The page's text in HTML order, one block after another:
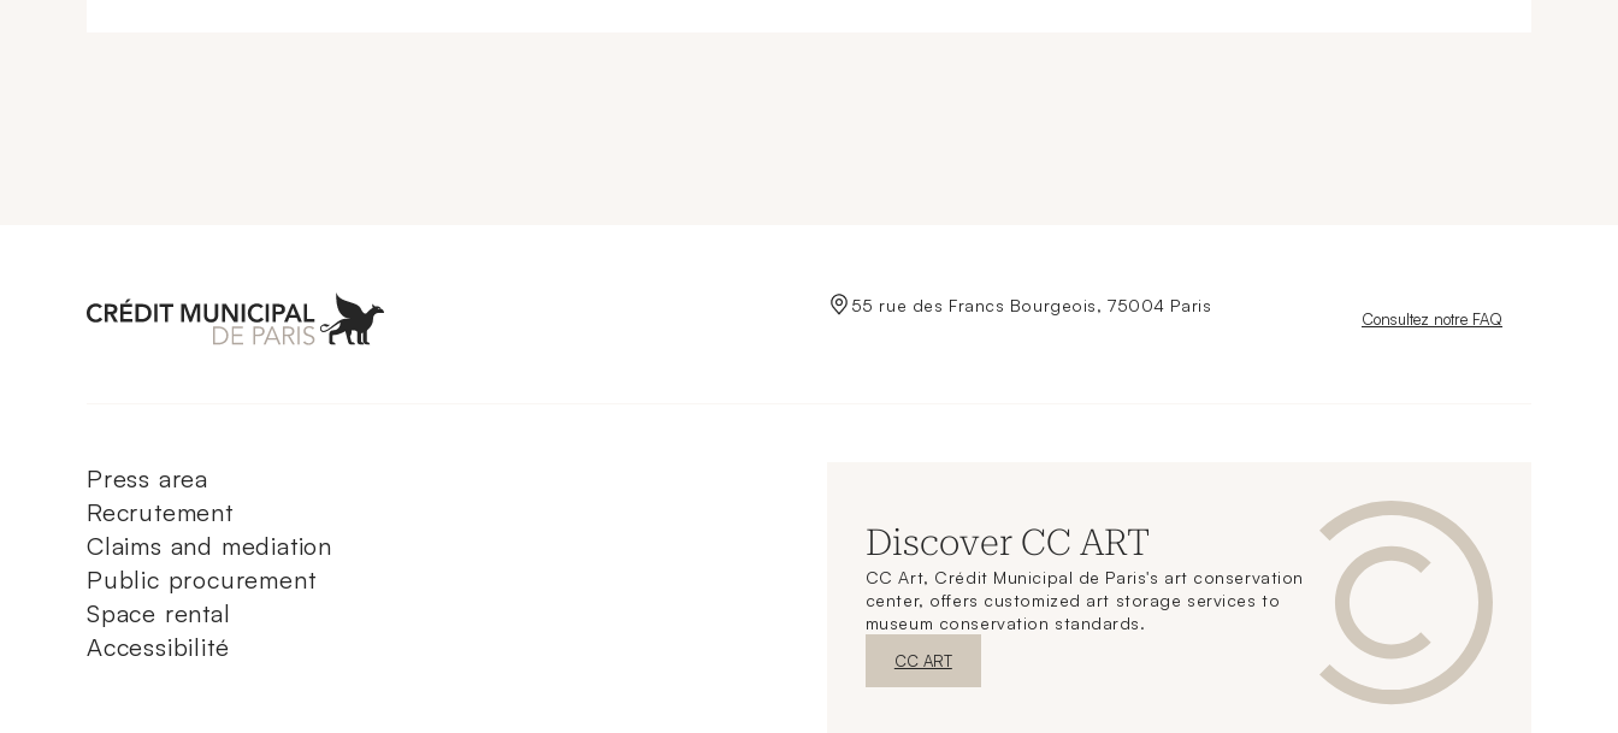
Aller à l'accueil de Crédit Municipal de Paris 55 rue des Francs Bourgeois, 75004 Paris
Nouvelle fenêtre
Consultez notre FAQ
Press area
Recrutement
Claims and mediation
Public procurement
Space rental
Accessibilité
Discover CC ART
CC Art, Crédit Municipal de Paris's art conservation
center, offers customized art storage services to
museum conservation standards.
New WindowDiscover
CC ART